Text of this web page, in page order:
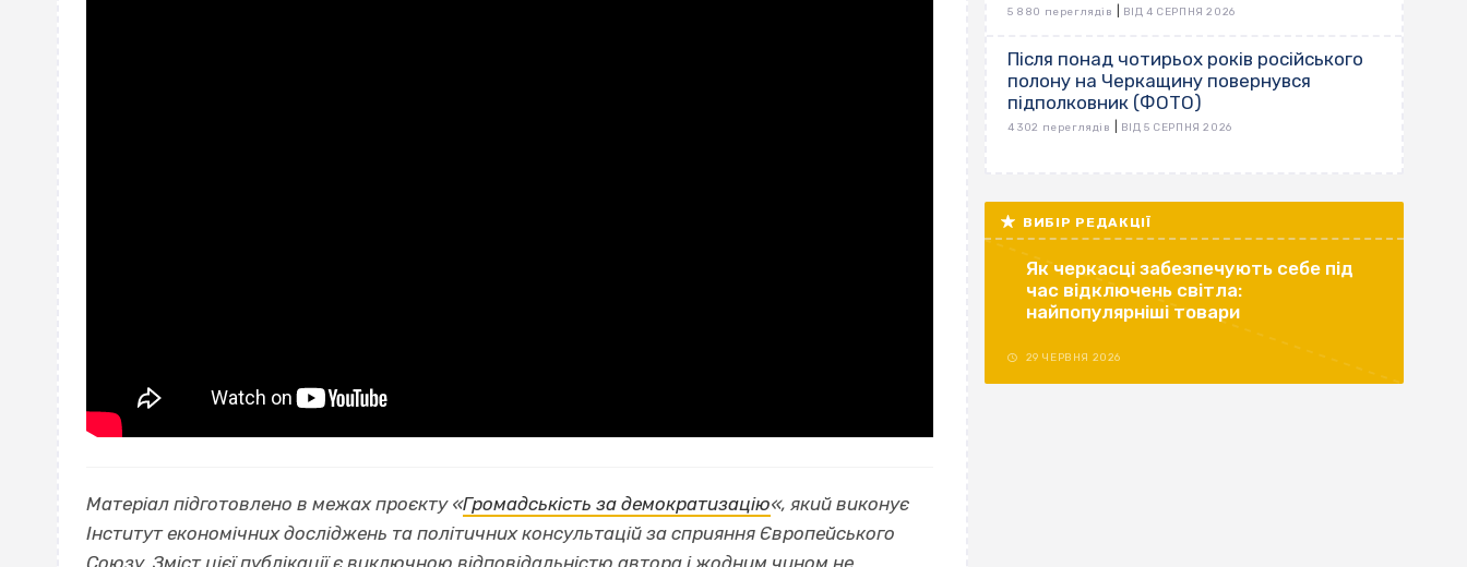
Матеріал підготовлено в межах проєкту «Громадськість за демократизацію«, який виконує
Інститут економічних досліджень та політичних консультацій за сприяння Європейського
5 880 переглядів ВІД 4 СЕРПНЯ 2026
Після понад чотирьох років російського
полону на Черкащину повернувся
підполковник (ФОТО)
4 302 переглядів ВІД 5 СЕРПНЯ 2026
ВИБІР РЕДАКЦІЇ
Як черкасці забезпечують себе під
час відключень світла:
найпопулярніші товари
29 ЧЕРВНЯ 2026